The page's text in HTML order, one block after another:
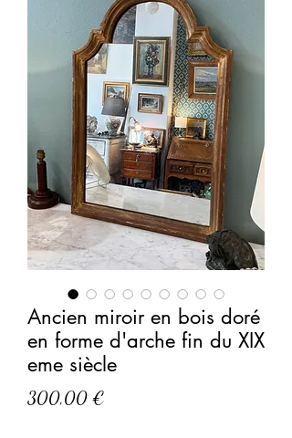
Ancien miroir en bois doré
en forme d'arche fin du XIX
eme siècle
300,00 €